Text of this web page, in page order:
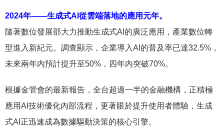
2024年——生成式AI從雲端落地的應用元年。
隨著數位發展部大力推動生成式AI的廣泛應用，產業數位轉
型進入新紀元。調查顯示，企業導入AI的普及率已達32.5%，
未來兩年內預計提升至50%，四年內突破70%。
根據金管會的最新報告，全台超過一半的金融機構，正積極
應用AI技術優化內部流程，更著眼於提升使用者體驗，生成
式AI正迅速成為數據驅動決策的核心引擎。